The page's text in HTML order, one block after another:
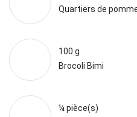
Quartiers de
100 g
Brocoli Bimi
¼ pièce(s)